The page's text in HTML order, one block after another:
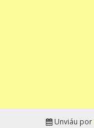
Unviáu por